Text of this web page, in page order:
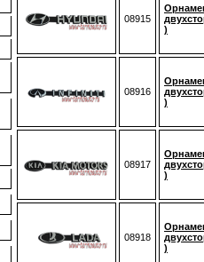
08915
)
08916
)
08917
)
08918
)